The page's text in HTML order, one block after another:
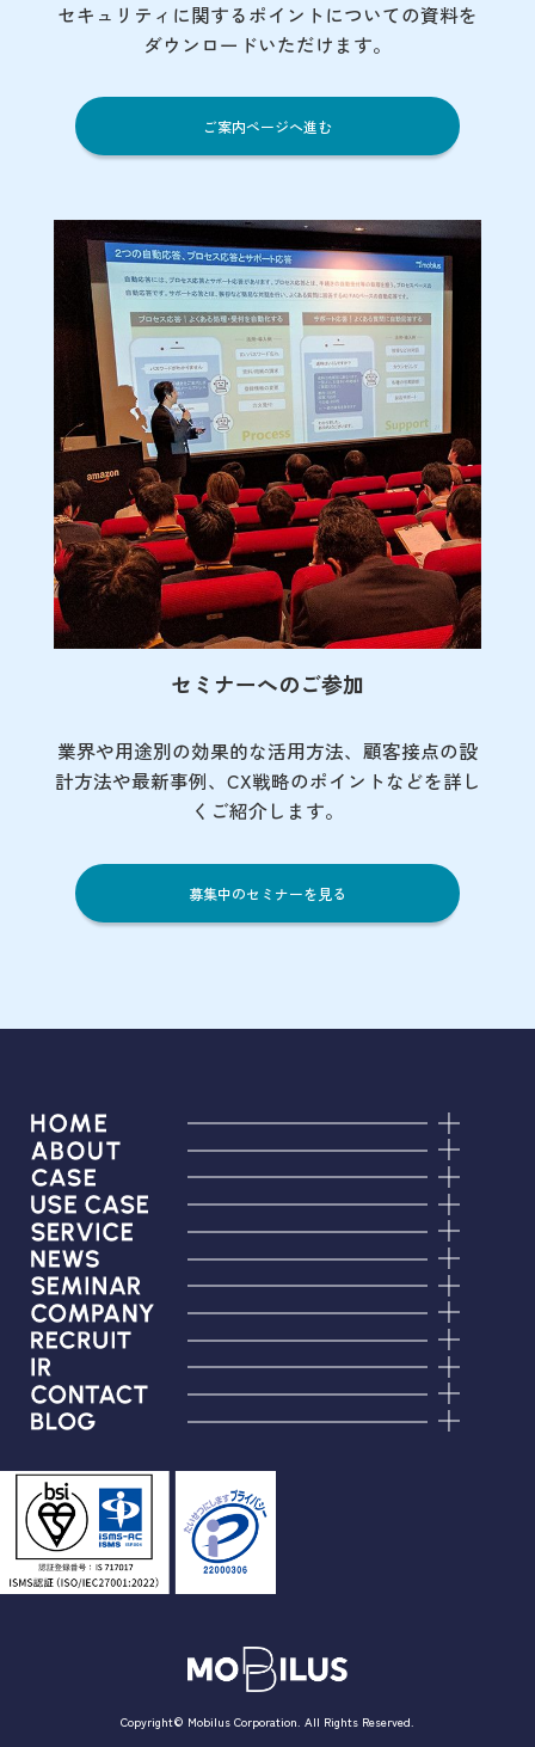
セキュリティに関するポイントについての資料を
ダウンロードいただけます。
ご案内ページへ進む
セミナーへのご参加
業界や用途別の効果的な活用方法、顧客接点の設
計方法や最新事例、CX戦略のポイントなどを詳し
くご紹介します。
募集中のセミナーを見る
Copyright© Mobilus Corporation. All Rights Reserved.